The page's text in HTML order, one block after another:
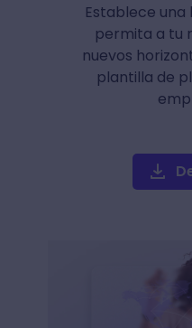
Establece una
permita a tu
nuevos
plantilla de